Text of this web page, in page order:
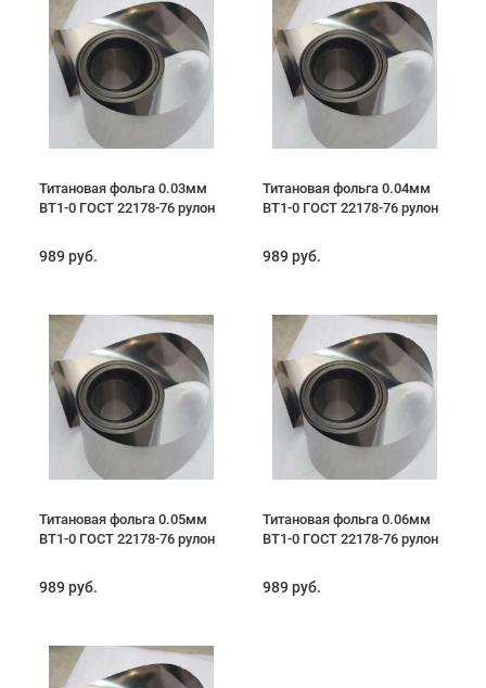
Титановая фольга 0.03мм
ВТ1-0 ГОСТ 22178-76 рулон
989 руб.
Титановая фольга 0.04мм
ВТ1-0 ГОСТ 22178-76 рулон
989 руб.
Титановая фольга 0.05мм
ВТ1-0 ГОСТ 22178-76 рулон
989 руб.
Титановая фольга 0.06мм
ВТ1-0 ГОСТ 22178-76 рулон
989 руб.